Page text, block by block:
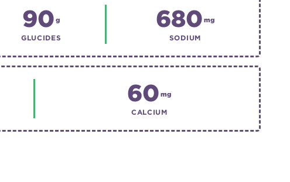
90 g
GLUCIDES
680 mg
SODIUM
60 mg
CALCIUM